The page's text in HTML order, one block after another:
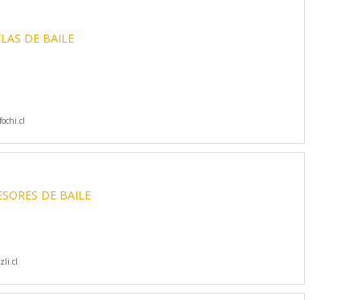
DE BAILE
DE BAILE